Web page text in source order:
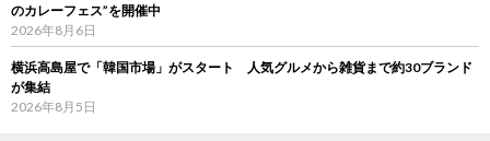
のカレーフェス”を開催中
2026年8月6日
横浜高島屋で「韓国市場」がスタート 人気グルメから雑貨まで約30ブランド
が集結
2026年8月5日